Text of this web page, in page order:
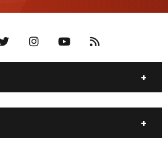
EKONOMİ
YEREL HABERLER